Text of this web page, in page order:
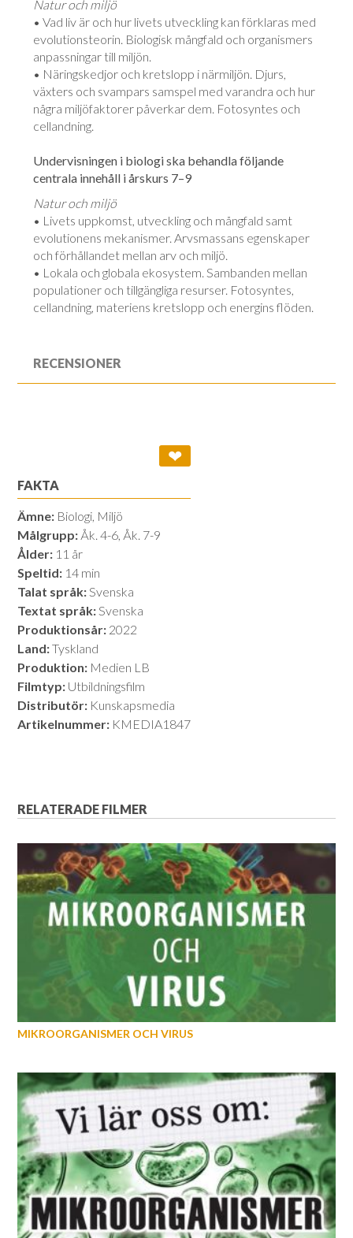
Natur och miljö
• Vad liv är och hur livets utveckling kan förklaras med
evolutionsteorin. Biologisk mångfald och organismers
anpassningar till miljön.
• Näringskedjor och kretslopp i närmiljön. Djurs,
växters och svampars samspel med varandra och hur
några miljöfaktorer påverkar dem. Fotosyntes och
cellandning.
Undervisningen i biologi ska behandla följande
centrala innehåll i årskurs 7–9
Natur och miljö
• Livets uppkomst, utveckling och mångfald samt
evolutionens mekanismer. Arvsmassans egenskaper
och förhållandet mellan arv och miljö.
• Lokala och globala ekosystem. Sambanden mellan
populationer och tillgängliga resurser. Fotosyntes,
cellandning, materiens kretslopp och energins flöden.
RECENSIONER
❤
FAKTA
Ämne: Biologi, Miljö
Målgrupp: Åk. 4-6, Åk. 7-9
Ålder: 11 år
Speltid: 14 min
Talat språk:Svenska
Textat språk:Svenska
Produktionsår: 2022
Land:Tyskland
Produktion: Medien LB
Filmtyp: Utbildningsfilm
Distributör: Kunskapsmedia
Artikelnummer: KMEDIA1847
RELATERADE FILMER
MIKROORGANISMER OCH VIRUS